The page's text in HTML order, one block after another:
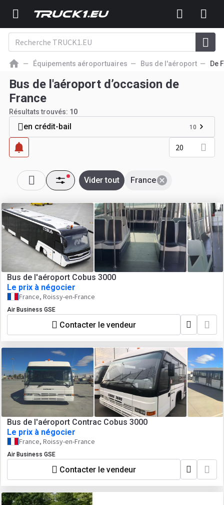
Équipements aéroportuaires Bus de l'aéroport De
Bus de l'aéroport d’occasion de
France
Résultats trouvés: 10
en crédit-bail 10
20
France
Vider tout
Bus de l'aéroport Cobus 3000
Le prix à négocier
France, Roissy-en-France
Air Business GSE
Contacter le vendeur
Bus de l'aéroport Contrac Cobus 3000
Le prix à négocier
France, Roissy-en-France
Air Business GSE
Contacter le vendeur